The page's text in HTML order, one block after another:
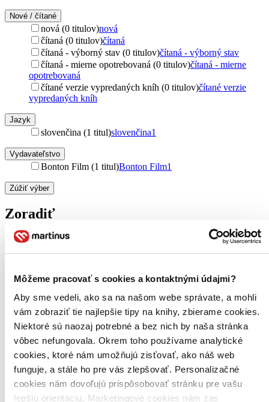
Môžeme pracovať s cookies a kontaktnými údajmi?
Aby sme vedeli, ako sa na našom webe správate, a mohli
vám zobraziť tie najlepšie tipy na knihy, zbierame cookies.
Niektoré sú naozaj potrebné a bez nich by naša stránka
vôbec nefungovala. Okrem toho používame analytické
cookies, ktoré nám umožňujú zisťovať, ako náš web
funguje, a stále ho pre vás zlepšovať. Personalizačné
cookies nám dovoľujú prispôsobovať stránku pre vašu
lepšiu orientáciu. Marketingové cookies nám zas
Nové / čítané
nová (0 titulov)nová
čítaná (0 titulov)čítaná
čítaná - výborný stav (0 titulov)čítaná - výborný stav
čítaná - mierne opotrebovaná (0 titulov)čítaná - mierne
opotrebovaná
čítané verzie vypredaných kníh (0 titulov)čítané verzie
vypredaných kníh
Jazyk
slovenčina (1 titul)slovenčina1
Vydavateľstvo
Bonton Film (1 titul)Bonton Film1
Zúžiť výber
Zoradiť
Top hodnotené
Najdrahšie
Najlacnejšie
Najvyššia zľava